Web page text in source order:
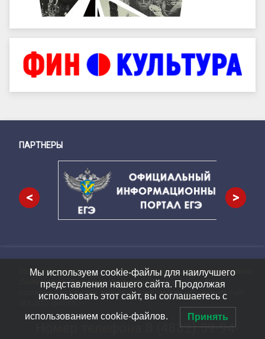
Снизу
ПАРТНЕРЫ
< >
Подвал сайта → влево
Используя сайт, Вы соглашаетесь с условиямиПользовательского
СоглашенияиПолитикой Конфиденциальности. Если Вы не
согласны с условиями данного соглашения, не используйте сайт
8 (4832) 59-94-
Мы используем cookie-файлы для наилучшего
представления нашего сайта. Продолжая
использовать этот сайт, вы соглашаетесь с
использованием cookie-файлов. Принять